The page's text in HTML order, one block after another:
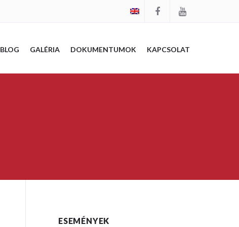
BLOG GALÉRIA DOKUMENTUMOK KAPCSOLAT
ESEMÉNYEK